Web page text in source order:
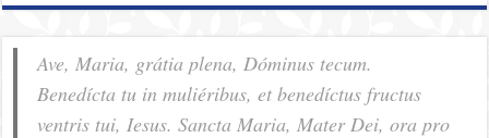
Ave, Maria, grátia plena, Dóminus tecum.
Benedícta tu in muliéribus, et benedíctus fructus
ventris tui, Iesus. Sancta Maria, Mater Dei, ora pro